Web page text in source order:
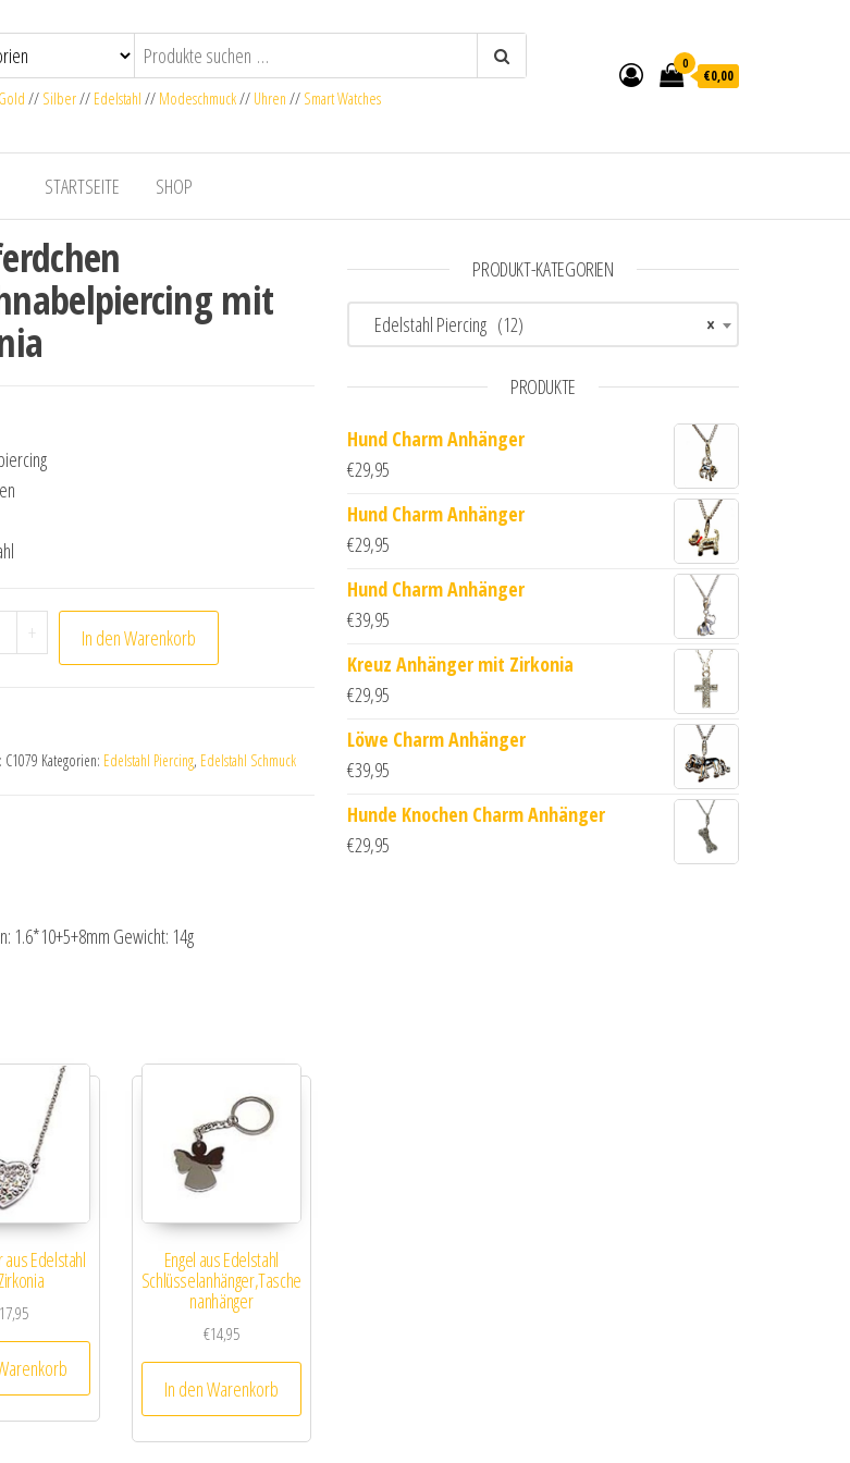
Gold // Silber// Edelstahl // Modeschmuck// Uhren // Smart Watches
0
€0,00
STARTSEITE SHOP
mit
Bauchnabelpiercing mit Zirkonia Menge
+ In den Warenkorb
C1079 Kategorien: Edelstahl Piercing, Edelstahl Schmuck
1.6*10+5+8mm Gewicht: 14g
aus Edelstahl Engel aus Edelstahl
Schlüsselanhänger,Tasche
nanhänger
€14,95
In den Warenkorb
PRODUKT-KATEGORIEN
×
Edelstahl Piercing (12)
PRODUKTE
Hund Charm Anhänger
€29,95
Hund Charm Anhänger
€29,95
Hund Charm Anhänger
€39,95
Kreuz Anhänger mit Zirkonia
€29,95
Löwe Charm Anhänger
€39,95
Hunde Knochen Charm Anhänger
€29,95